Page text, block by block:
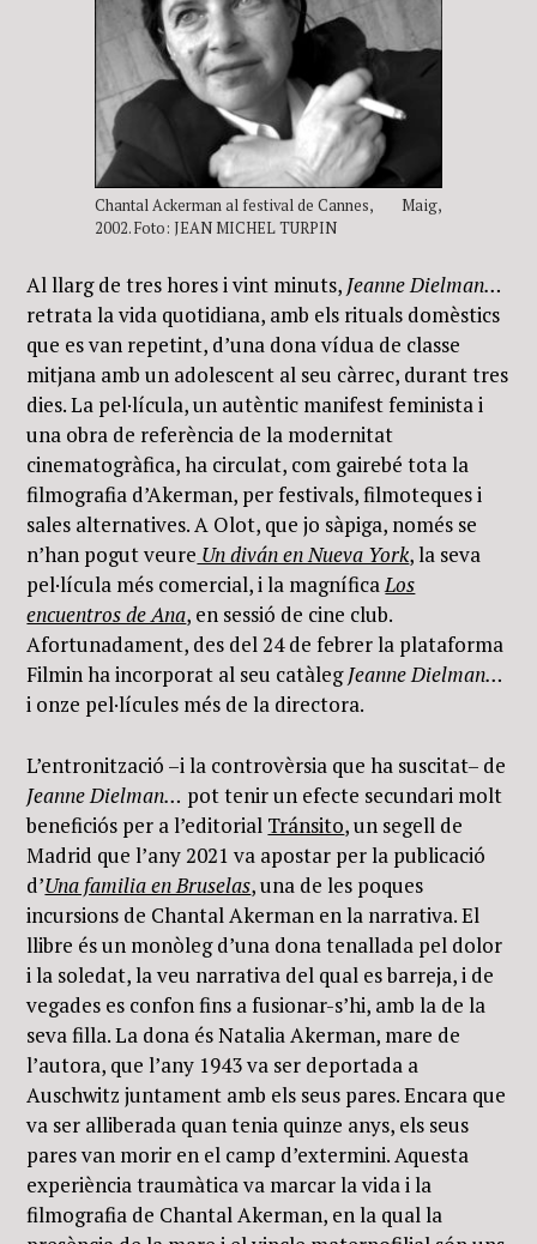
Chantal Ackerman al festival de Cannes, Maig,
2002. Foto: JEAN MICHEL TURPIN
Al llarg de tres hores i vint minuts, Jeanne Dielman…
retrata la vida quotidiana, amb els rituals domèstics
que es van repetint, d’una dona vídua de classe
mitjana amb un adolescent al seu càrrec, durant tres
dies. La pel·lícula, un autèntic manifest feminista i
una obra de referència de la modernitat
cinematogràfica, ha circulat, com gairebé tota la
filmografia d’Akerman, per festivals, filmoteques i
sales alternatives. A Olot, que jo sàpiga, només se
n’han pogut veure Un diván en Nueva York, la seva
pel·lícula més comercial, i la magníficaLos
encuentros de Ana, en sessió de cine club.
Afortunadament, des del 24 de febrer la plataforma
Filmin ha incorporat al seu catàlegJeanne Dielman…
i onze pel·lícules més de la directora.
L’entronització –i la controvèrsia que ha suscitat– de
Jeanne Dielman… pot tenir un efecte secundari molt
beneficiós per a l’editorial Tránsito, un segell de
Madrid que l’any 2021 va apostar per la publicació
d’Una familia en Bruselas, una de les poques
incursions de Chantal Akerman en la narrativa. El
llibre és un monòleg d’una dona tenallada pel dolor
i la soledat, la veu narrativa del qual es barreja, i de
vegades es confon fins a fusionar-s’hi, amb la de la
seva filla. La dona és Natalia Akerman, mare de
l’autora, que l’any 1943 va ser deportada a
Auschwitz juntament amb els seus pares. Encara que
va ser alliberada quan tenia quinze anys, els seus
pares van morir en el camp d’extermini. Aquesta
experiència traumàtica va marcar la vida i la
filmografia de Chantal Akerman, en la qual la